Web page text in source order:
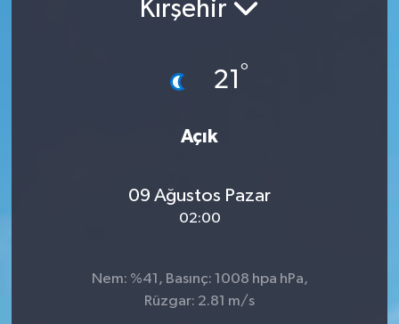
Kırşehir
21 °
Açık
09 Ağustos Pazar
02:00
Nem: %41, Basınç: 1008 hpa hPa,
Rüzgar: 2.81 m/s